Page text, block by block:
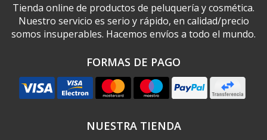
Tienda online de productos de peluquería y cosmética.
Nuestro servicio es serio y rápido, en calidad/precio
somos insuperables. Hacemos envíos a todo el mundo.
FORMAS DE PAGO
NUESTRA TIENDA